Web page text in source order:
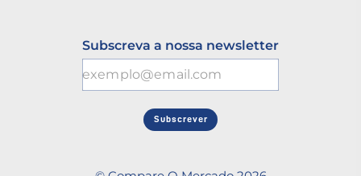
Subscreva a nossa newsletter
Subscrever